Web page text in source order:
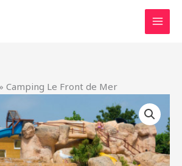
» Camping Le Front de Mer